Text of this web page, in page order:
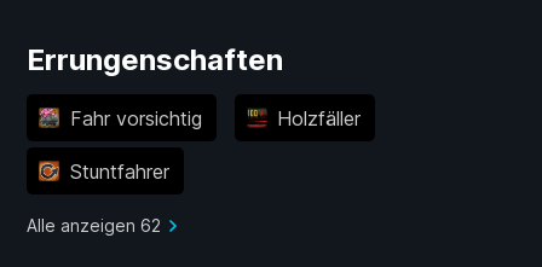
Errungenschaften
Fahr vorsichtig Holzfäller
Stuntfahrer
Alle anzeigen 62